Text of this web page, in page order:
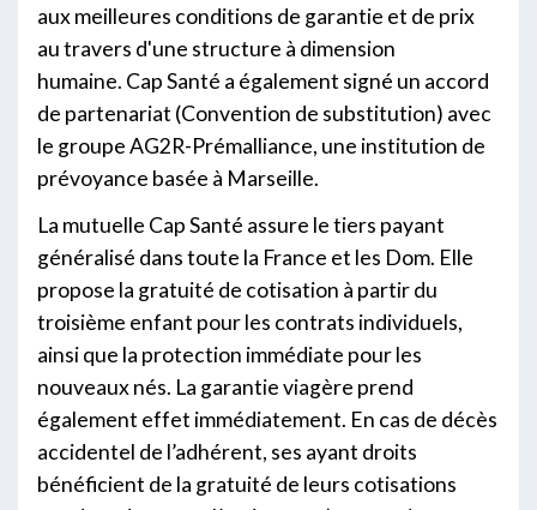
aux meilleures conditions de garantie et de prix
au travers d'une structure à dimension
humaine. Cap Santé a également signé un accord
de partenariat (Convention de substitution) avec
le groupe AG2R-Prémalliance, une institution de
prévoyance basée à Marseille.
La mutuelle Cap Santé assure le tiers payant
généralisé dans toute la France et les Dom. Elle
propose la gratuité de cotisation à partir du
troisième enfant pour les contrats individuels,
ainsi que la protection immédiate pour les
nouveaux nés. La garantie viagère prend
également effet immédiatement. En cas de décès
accidentel de l’adhérent, ses ayant droits
bénéficient de la gratuité de leurs cotisations